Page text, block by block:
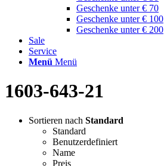
Geschenke unter € 70
Geschenke unter € 100
Geschenke unter € 200
Sale
Service
Menü Menü
1603-643-21
Sortieren nach Standard
Standard
Benutzerdefiniert
Name
Preis